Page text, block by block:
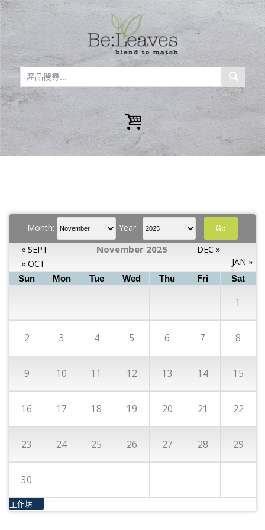
Month:
Year:
« SEPT
« OCT
November 2025
DEC »
JAN »
Sun Mon Tue Wed Thu Fri Sat
1
2 3 4 5 6 7 8
9 10 11 12 13 14 15
16 17 18 19 20 21 22
23 24 25 26 27 28 29
30
工作坊